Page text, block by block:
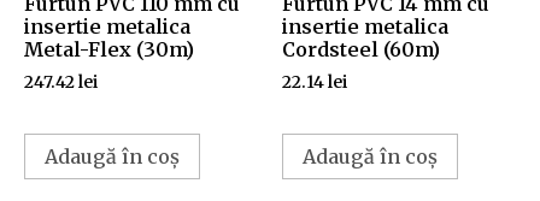
insertie metalica
Metal-Flex (30m)
247.42lei
Adaugă în coș
insertie metalica
Cordsteel (60m)
22.14lei
Adaugă în coș